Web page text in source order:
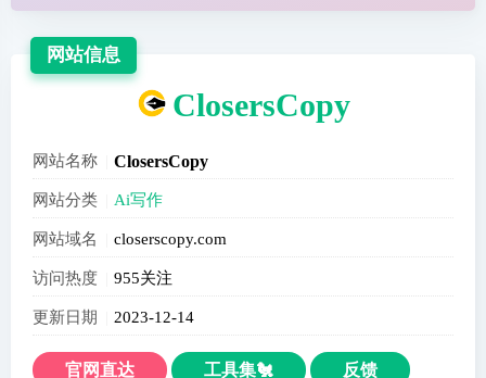
网站信息
ClosersCopy
网站名称 ClosersCopy
网站分类 Ai写作
网站域名 closerscopy.com
访问热度 955关注
更新日期 2023-12-14
官网直达 工具集🐔 反馈